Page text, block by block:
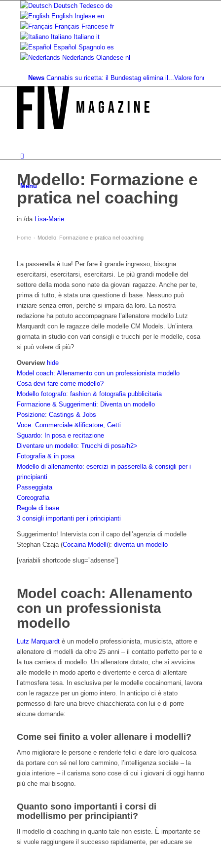
Deutsch Tedesco de
English Inglese en
Français Francese fr
Italiano Italiano it
Español Spagnolo es
Nederlands Olandese nl
Cannabis su ricetta: il Bundestag elimina il...Valore fondiario di
Menu
Modello: Formazione e
pratica nel coaching
in /da Lisa-Marie
Home › Modello: Formazione e pratica nel coaching
La passerella è tua! Per fare il grande ingresso, bisogna
esercitarsi, esercitarsi, esercitarsi. Le più grandi modelle del
settore della moda sono nate da giovani ragazze. Anche per te,
prima di tutto, è stata una questione di base. Nessuno può
iniziare senza errori, perché si impara da loro. La nostra
redazione ha potuto accompagnare l’allenatore modello Lutz
Marquardt con le ragazze delle modelle CM Models. Un’intera
giornata in studio con vari consigli e trucchi per le modelle, cosa
si può volere di più?
Overview hide
Model coach: Allenamento con un professionista modello
Cosa devi fare come modello?
Modello fotografo: fashion & fotografia pubblicitaria
Formazione & Suggerimenti: Diventa un modello
Posizione: Castings & Jobs
Voce: Commerciale &lificatore; Getti
Sguardo: In posa e recitazione
Diventare un modello: Trucchi di posa/h2>
Fotografia & in posa
Modello di allenamento: esercizi in passerella & consigli per i
principianti
Passeggiata
Coreografia
Regole di base
3 consigli importanti per i principianti
Suggerimento! Intervista con il capo dell’agenzia di modelle
Stephan Czaja (Cocaina Modelli): diventa un modello
[variabili shortcode slug=”adsense”]
Model coach: Allenamento
con un professionista
modello
Lutz Marquardtè un modello professionista, musicista, attore e
allenatore di modelli da oltre 25 anni – il contatto perfetto per te e
la tua carriera di modello. Un allenatore dotato, che si avvicina
alle modelle in modo aperto e divertente e cerca di allentare
l’atmosfera tesa. In esclusiva per le modelle cocainomani, lavora
con le ragazze per un giorno intero. In anticipo ci è stato
permesso di fare una breve chiacchierata con lui e di porre
alcune domande:
Come sei finito a voler allenare i modelli?
Amo migliorare le persone e renderle felici e dare loro qualcosa
da portare con sé nel loro cammino, l’intelligenza sociale – la
gioia interiore – il carisma sono cose di cui i giovani di oggi hanno
più che mai bisogno.
Quanto sono importanti i corsi di
modellismo per principianti?
Il modello di coaching in quanto tale non esiste. È importante se
si vuole raggiungere il successo rapidamente, per educare se